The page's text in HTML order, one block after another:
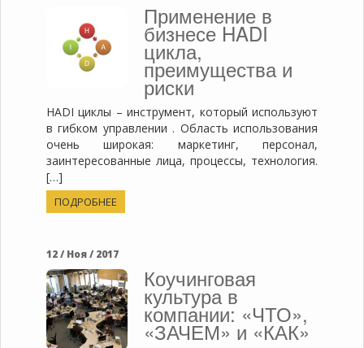
Применение в
бизнесе HADI
цикла,
преимущества и
риски
HADI циклы – инструмент, который используют
в гибком управлении . Область использования
очень широкая: маркетинг, персонал,
заинтересованные лица, процессы, технология.
[…]
ПОДРОБНЕЕ
12 / Ноя / 2017
Коучинговая
культура в
компании: «ЧТО»,
«ЗАЧЕМ» и «КАК»